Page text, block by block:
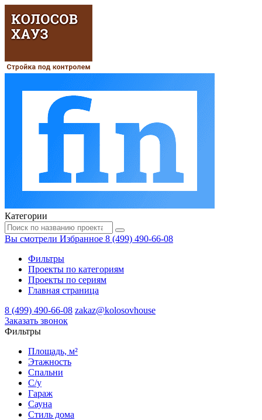
Категории
Вы смотрели Избранное 8 (499) 490-66-08
Фильтры
Проекты по категориям
Проекты по сериям
Главная страница
8 (499) 490-66-08 zakaz@kolosovhouse
3аказать звонок
Фильтры
Площадь, м²
Этажность
Спальни
С/у
Гараж
Сауна
Стиль дома